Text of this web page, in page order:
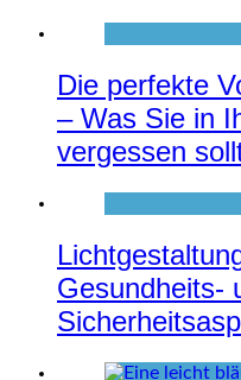
Die perfekte
– Was Sie in
vergessen
Gesundheits-